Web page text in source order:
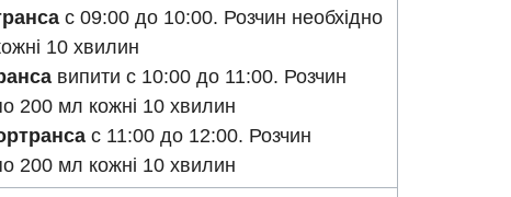
с 09:00 до 10:00. Розчин необхідно
10 хвилин
випити с 10:00 до 11:00. Розчин
200 мл кожні 10 хвилин
с 11:00 до 12:00. Розчин
200 мл кожні 10 хвилин